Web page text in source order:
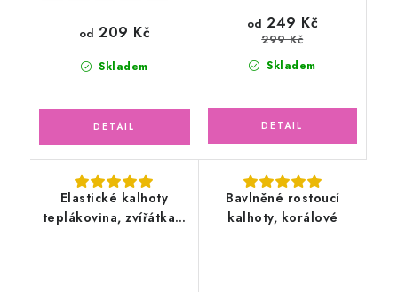
Skladem
od 209 Kč
Skladem
od 249 Kč
299 Kč
Elastické kalhoty
teplákovina, zvířátka v
Bavlněné rostoucí
kalhoty, korálové